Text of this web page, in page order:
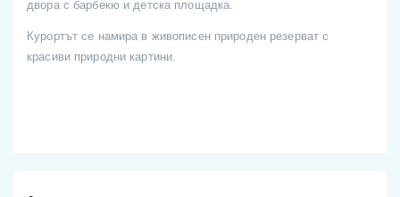
двора с барбекю и детска площадка.
Курортът се намира в живописен природен резерват с
красиви природни картини.